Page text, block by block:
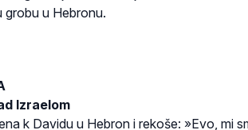
u Hebronu.
Izraelom
k Davidu u Hebron i rekoše: »Evo, mi